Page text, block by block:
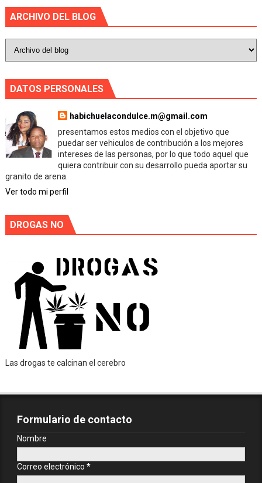
ARCHIVO DEL BLOG
DATOS PERSONALES
habichuelacondulce.m@gmail.com
presentamos estos medios con el objetivo que
puedar ser vehiculos de contribución a los mejores
intereses de las personas, por lo que todo aquel que
quiera contribuir con su desarrollo pueda aportar su
granito de arena.
Ver todo mi perfil
DROGAS NO
Las drogas te calcinan el cerebro
Formulario de contacto
Nombre
Correo electrónico *